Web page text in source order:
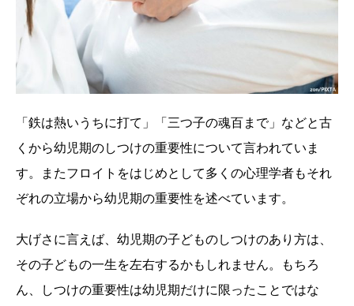
「鉄は熱いうちに打て」「三つ子の魂百まで」などと古
くから幼児期のしつけの重要性について言われていま
す。またフロイトをはじめとして多くの心理学者もそれ
ぞれの立場から幼児期の重要性を述べています。
大げさに言えば、幼児期の子どものしつけのあり方は、
その子どもの一生を左右するかもしれません。もちろ
ん、しつけの重要性は幼児期だけに限ったことではな